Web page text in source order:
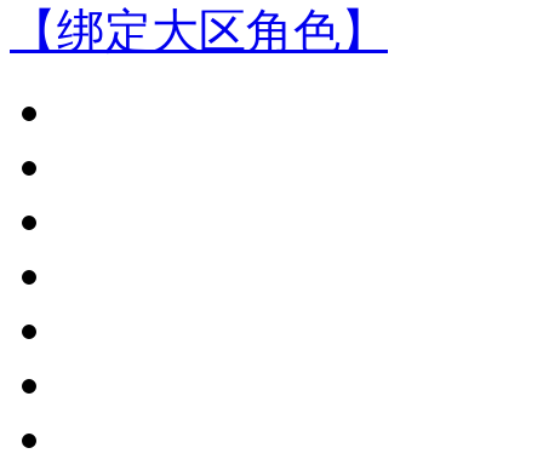
【绑定大区角色】